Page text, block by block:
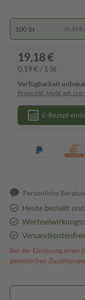
100 St (0,19 €
19,18 €
0,19 € / 1 St
Verfügbarkeit
Preise inkl. MwSt. ggf.
E-Rezept
Persönliche
Heute bestellt
Bei der Einlösung eines
gesetzlichen